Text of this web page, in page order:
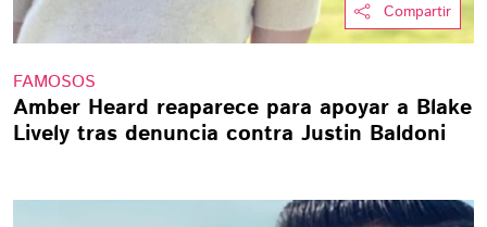
Compartir
FAMOSOS
Amber Heard reaparece para apoyar a Blake
Lively tras denuncia contra Justin Baldoni